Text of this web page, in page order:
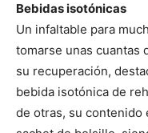
Bebidas isotónicas
Un infaltable para
tomarse unas cuantas
su recuperación,
bebida isotónica de
de otras, su contenido